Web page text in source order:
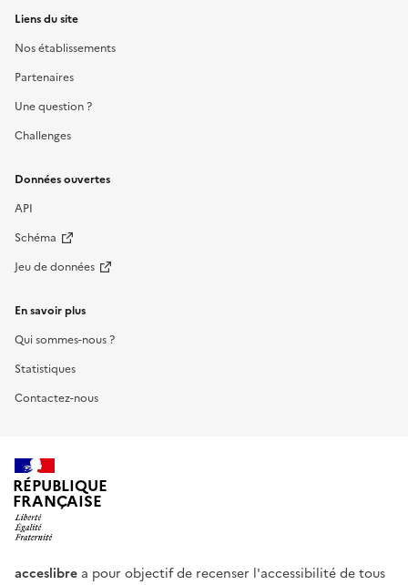
Liens du site
Nos établissements
Partenaires
Une question ?
Challenges
Données ouvertes
API
Schéma
Jeu de données
En savoir plus
Qui sommes-nous ?
Statistiques
Contactez-nous
RÉPUBLIQUE
FRANÇAISE
acceslibre a pour objectif de recenser l'accessibilité de tous